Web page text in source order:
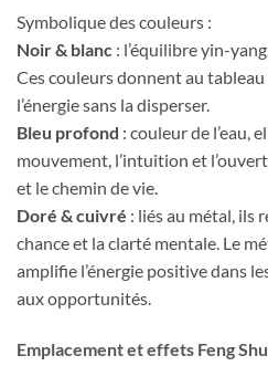
Symbolique des couleurs :
Noir & blanc : l’équilibre yin-
Ces couleurs donnent au
l’énergie sans la disperser.
Bleu profond : couleur de l’eau,
mouvement, l’intuition et
et le chemin de vie.
Doré & cuivré : liés au métal, ils
chance et la clarté mentale. Le
amplifie l’énergie positive dans
aux opportunités.
Emplacement et effets Feng